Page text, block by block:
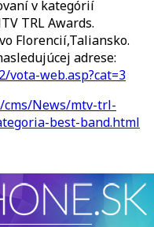
v kategórií
TRL Awards.
Florencií,Taliansko.
adrese:
vota-web.asp?cat=3
cms/News/mtv-trl-
best-band.html